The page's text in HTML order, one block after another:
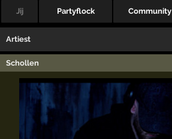
Jij Partyflock Community
Artiest
Schollen